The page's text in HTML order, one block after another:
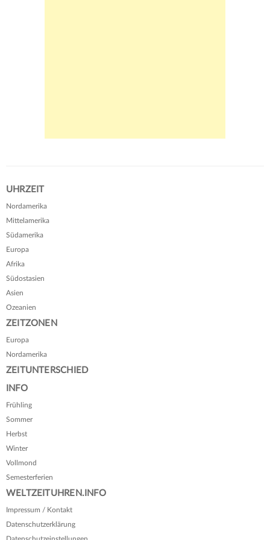
UHRZEIT
Nordamerika
Mittelamerika
Südamerika
Europa
Afrika
Südostasien
Asien
Ozeanien
ZEITZONEN
Europa
Nordamerika
ZEITUNTERSCHIED
INFO
Frühling
Sommer
Herbst
Winter
Vollmond
Semesterferien
WELTZEITUHREN.INFO
Impressum / Kontakt
Datenschutzerklärung